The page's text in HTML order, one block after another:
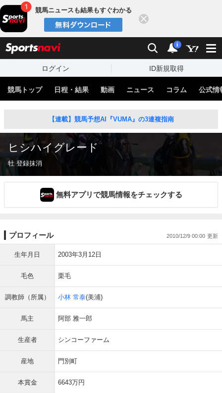
競馬ニュースも結果もすぐわかる
検索 通知
i
ログイン ID新規取得
競馬トップ 日程・結果 動画 ニュース コラム 公式情
【連載】競馬予想AI『VUMA』の3連複指南
ヒシハイグレード
牡 登録抹消
無料アプリで競馬情報をチェックする
プロフィール 2010/12/9 00:00
生年月日 2003年3月12日
毛色 栗毛
調教師（所属） 小林 常泰(美浦)
馬主 阿部 雅一郎
生産者 シンコーファーム
産地 門別町
本賞金 6643万円